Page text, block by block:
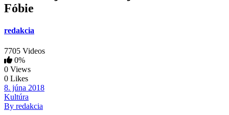
Fóbie
redakcia
7705 Videos
0%
0 Views
0 Likes
8. júna 2018
Kultúra
By redakcia